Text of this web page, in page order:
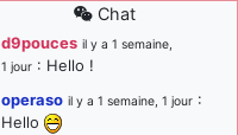
Chat
d9pouces il y a 1 semaine,
1 jour : Hello !
operaso il y a 1 semaine, 1 jour :
Hello